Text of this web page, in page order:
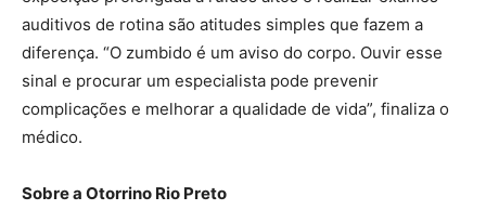
auditivos de rotina são atitudes simples que fazem a
diferença. “O zumbido é um aviso do corpo. Ouvir esse
sinal e procurar um especialista pode prevenir
complicações e melhorar a qualidade de vida”, finaliza o
médico.
Sobre a Otorrino Rio Preto